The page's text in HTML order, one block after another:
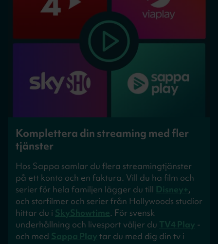
Komplettera din streaming med fler
tjänster
Hos Sappa samlar du flera streamingtjänster
på ett konto och en faktura. Vill du ha film och
serier för hela familjen lägger du till Disney+,
och storfilmer och serier från Hollywoods studior
hittar du i SkyShowtime. För svensk
underhållning och livesport väljer du TV4 Play -
och med Sappa Play tar du med dig din tv i